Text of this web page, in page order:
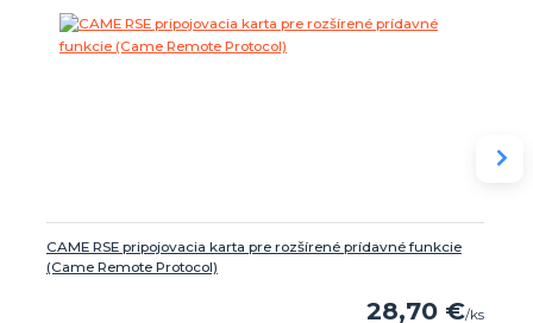
CAME RSE pripojovacia karta pre rozšírené prídavné funkcie
(Came Remote Protocol)
28,70 €/ks